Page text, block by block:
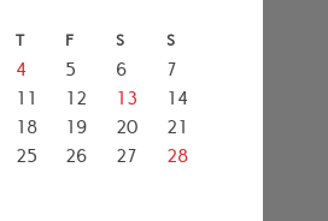
T F S S
4 5 6
7
11 12 13
14
18 19 20
21
25 26 27
28